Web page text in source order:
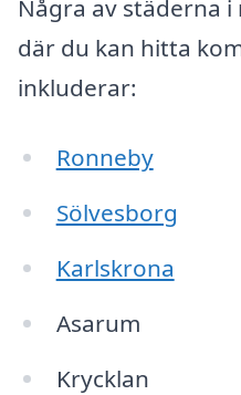
Några av städerna
där du kan hitta
inkluderar:
Ronneby
Sölvesborg
Karlskrona
Asarum
Krycklan